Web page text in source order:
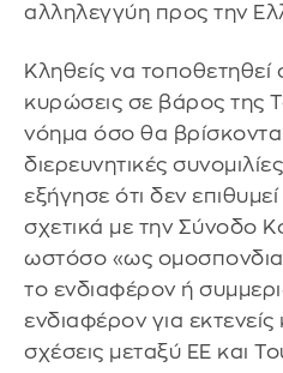
αλληλεγγύη προς την
Κληθείς να τοποθετηθεί
κυρώσεις σε βάρος της
νόημα όσο θα βρίσκονται
διερευνητικές
εξήγησε ότι δεν
σχετικά με την Σύνοδο
ωστόσο «ως
το ενδιαφέρον ή
ενδιαφέρον για εκτενείς
σχέσεις μεταξύ ΕΕ και